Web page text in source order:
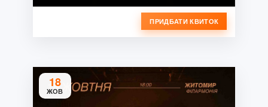
ПРИДБАТИ КВИТОК
18
ЖОВ